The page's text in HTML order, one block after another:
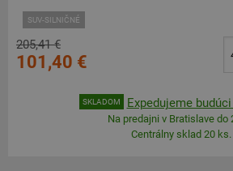
SUV-SILNIČNÉ
205,41 €
101,40 €
SKLADOM Expedujeme
Na predajni v Bratislave do
Centrálny sklad 20 ks.